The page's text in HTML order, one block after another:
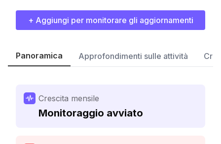
+ Aggiungi per monitorare gli aggiornamenti
Panoramica Approfondimenti sulle attività
Crescita mensile
Monitoraggio avviato